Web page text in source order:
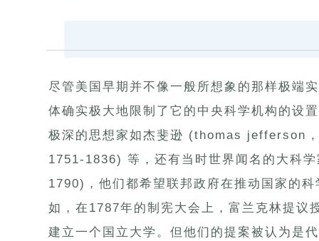
尽管美国早期并不像一般所想象的那样极端
体确实极大地限制了它的中央科学机构的设
极深的思想家如杰斐逊 (thomas jefferson
1751-1836) 等，还有当时世界闻名的大
1790)，他们都希望联邦政府在推动国家的
如，在1787年的制宪大会上，富兰克林提议
建立一个国立大学。但他们的提案被认为是